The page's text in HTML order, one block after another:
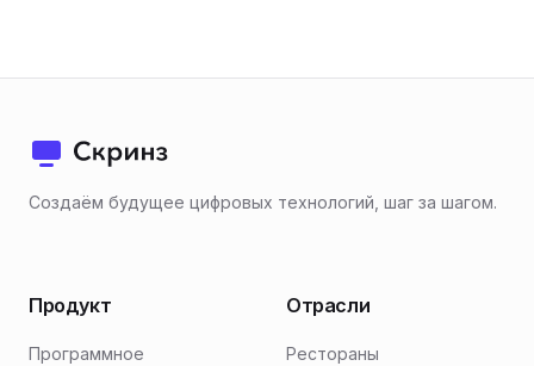
Создаём будущее цифровых технологий, шаг за шагом.
Продукт
Программное
Отрасли
Рестораны